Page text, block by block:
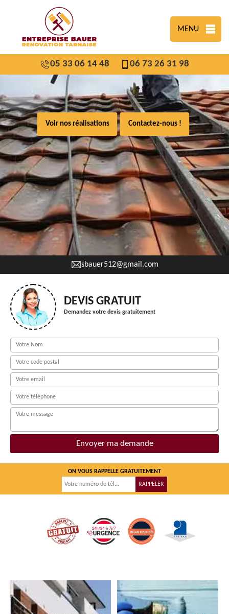
MENU
05 33 06 14 48 06 73 26 31 98
Voir nos réalisations Contactez-nous !
sbauer512@gmail.com
DEVIS GRATUIT
Demandez votre devis gratuitement
ON VOUS RAPPELLE GRATUITEMENT